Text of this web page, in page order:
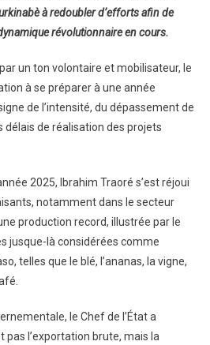
Une
Intensification
Réformes
Structurants
à redoubler d’efforts afin de
révolutionnaire en cours.
un ton volontaire et mobilisateur, le
à se préparer à une année
de l’intensité, du dépassement de
délais de réalisation des projets
2025, Ibrahim Traoré s’est réjoui
notamment dans le secteur
production record, illustrée par le
jusque-là considérées comme
telles que le blé, l’ananas, la vigne,
le Chef de l’État a
pas l’exportation brute, mais la